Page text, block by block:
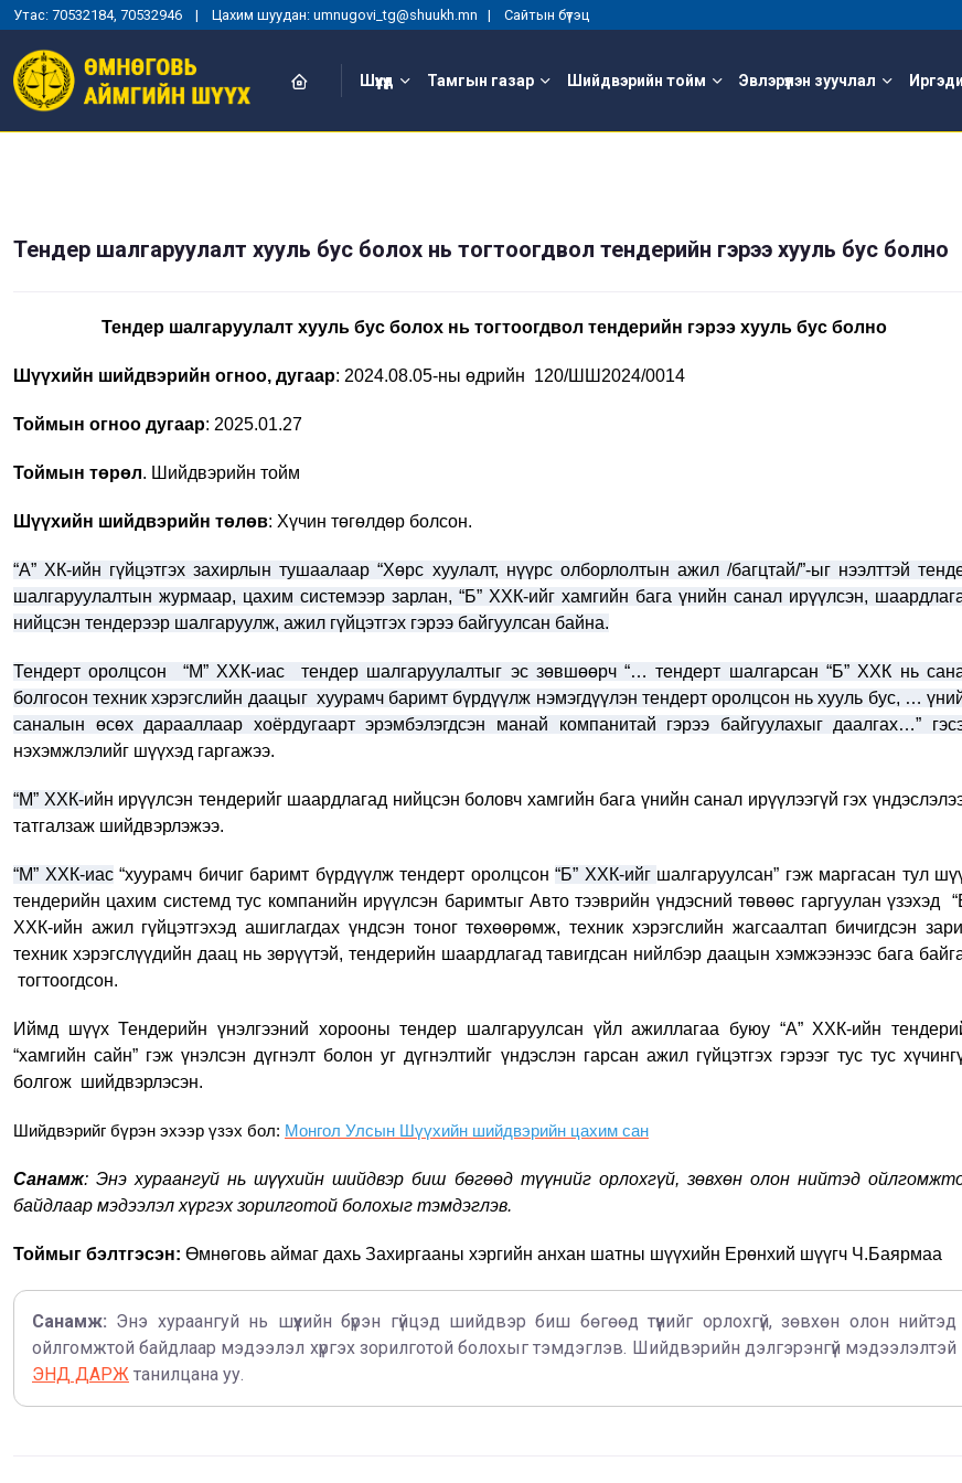
Утас: 70532184, 70532946 | Цахим шуудан: umnugovi_tg@shuukh.mn | Сайтын бүтэц
Шүүхүүд Тамгын газар Шийдвэрийн тойм Эвлэрүүлэн зуучлал
Тендер шалгаруулалт хууль бус болох нь тогтоогдвол тендерийн гэрээ хууль бус болно
Тендер шалгаруулалт хууль бус болох нь тогтоогдвол тендерийн гэрээ хууль бус болно
Шүүхийн шийдвэрийн огноо, дугаар: 2024.08.05-ны өдрийн 120/ШШ2024/0014
Тоймын огноо дугаар: 2025.01.27
Тоймын төрөл. Шийдвэрийн тойм
Шүүхийн шийдвэрийн төлөв: Хүчин төгөлдөр болсон.
“А” ХК-ийн гүйцэтгэх захирлын тушаалаар “Хөрс хуулалт, нүүрс олборлолтын ажил /багцтай/”-ыг нээлттэй
шалгаруулалтын журмаар, цахим системээр зарлан, “Б” ХХК-ийг хамгийн бага үнийн санал ирүүлсэн,
нийцсэн тендерээр шалгаруулж, ажил гүйцэтгэх гэрээ байгуулсан байна.
Тендерт оролцсон “М” ХХК-иас тендер шалгаруулалтыг эс зөвшөөрч “… тендерт шалгарсан “Б” ХХК нь
болгосон техник хэрэгслийн даацыг хуурамч баримт бүрдүүлж нэмэгдүүлэн тендерт оролцсон нь хууль бус, …
саналын өсөх дарааллаар хоёрдугаарт эрэмбэлэгдсэн манай компанитай гэрээ байгуулахыг даалгах…”
нэхэмжлэлийг шүүхэд гаргажээ.
“М” ХХК-ийн ирүүлсэн тендерийг шаардлагад нийцсэн боловч хамгийн бага үнийн санал ирүүлээгүй гэх
татгалзаж шийдвэрлэжээ.
“М” ХХК-иас“хуурамч бичиг баримт бүрдүүлж тендерт оролцсон “Б” ХХК-ийг шалгаруулсан” гэж маргасан тул
тендерийн цахим системд тус компанийн ирүүлсэн баримтыг Авто тээврийн үндэсний төвөөс гаргуулан үзэхэд
ХХК-ийн ажил гүйцэтгэхэд ашиглагдах үндсэн тоног төхөөрөмж, техник хэрэгслийн жагсаалтап бичигдсэн
техник хэрэгслүүдийн даац нь зөрүүтэй, тендерийн шаардлагад тавигдсан нийлбэр даацын хэмжээнээс бага
тогтоогдсон.
Иймд шүүх Тендерийн үнэлгээний хорооны тендер шалгаруулсан үйл ажиллагаа буюу “А” ХХК-ийн
“хамгийн сайн” гэж үнэлсэн дүгнэлт болон уг дүгнэлтийг үндэслэн гарсан ажил гүйцэтгэх гэрээг тус тус
болгож шийдвэрлэсэн.
Шийдвэрийг бүрэн эхээр үзэх бол: Монгол Улсын Шүүхийн шийдвэрийн цахим сан
Санамж: Энэ хураангуй нь шүүхийн шийдвэр биш бөгөөд түүнийг орлохгүй, зөвхөн олон нийтэд
байдлаар мэдээлэл хүргэх зорилготой болохыг тэмдэглэв.
Тоймыг бэлтгэсэн: Өмнөговь аймаг дахь Захиргааны хэргийн анхан шатны шүүхийн Ерөнхий шүүгч Ч.Баярмаа
Санамж: Энэ хураангуй нь шүүхийн бүрэн гүйцэд шийдвэр биш бөгөөд түүнийг орлохгүй, зөвхөн олон нийтэд
ойлгомжтой байдлаар мэдээлэл хүргэх зорилготой болохыг тэмдэглэв. Шийдвэрийн дэлгэрэнгүй мэдээлэлтэй
ЭНД ДАРЖ танилцана уу.